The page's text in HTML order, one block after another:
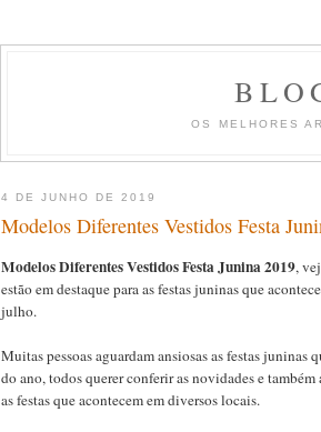
OS MELHORES
4 DE JUNHO DE 2019
Modelos Diferentes Vestidos Festa
Modelos Diferentes Vestidos Festa Junina 2019,
estão em destaque para as festas juninas que
julho.
Muitas pessoas aguardam ansiosas as festas juninas
do ano, todos querer conferir as novidades e
as festas que acontecem em diversos locais.